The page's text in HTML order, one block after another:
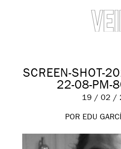
SCREEN-SHOT-
22-08-PM-
19 / 02 /
POR EDU